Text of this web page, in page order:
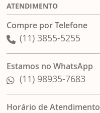
ATENDIMENTO
Compre por Telefone
(11) 3855-5255
Estamos no WhatsApp
(11) 98935-7683
Horário de Atendimento